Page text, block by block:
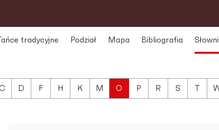
tradycyjne Podział Mapa Bibliografia
D F H K M O P R S T